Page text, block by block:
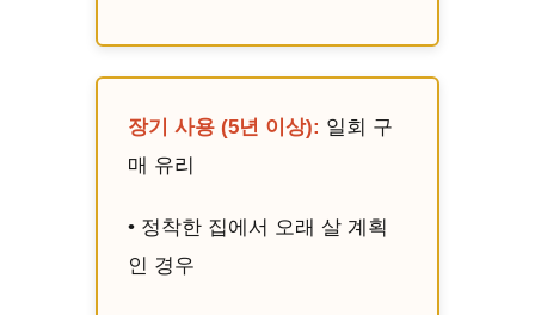
장기 사용 (5년 이상): 일회 구
매 유리
• 정착한 집에서 오래 살 계획
인 경우